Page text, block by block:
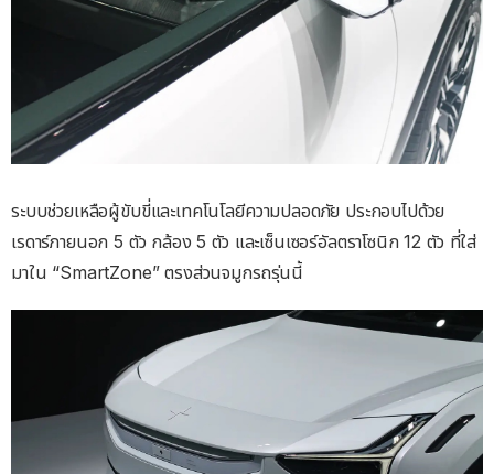
ระบบช่วยเหลือผู้ขับขี่และเทคโนโลยีความปลอดภัย ประกอบไปด้วย
เรดาร์ภายนอก 5 ตัว กล้อง 5 ตัว และเซ็นเซอร์อัลตราโซนิก 12 ตัว ที่ใส่
มาใน “SmartZone” ตรงส่วนจมูกรถรุ่นนี้